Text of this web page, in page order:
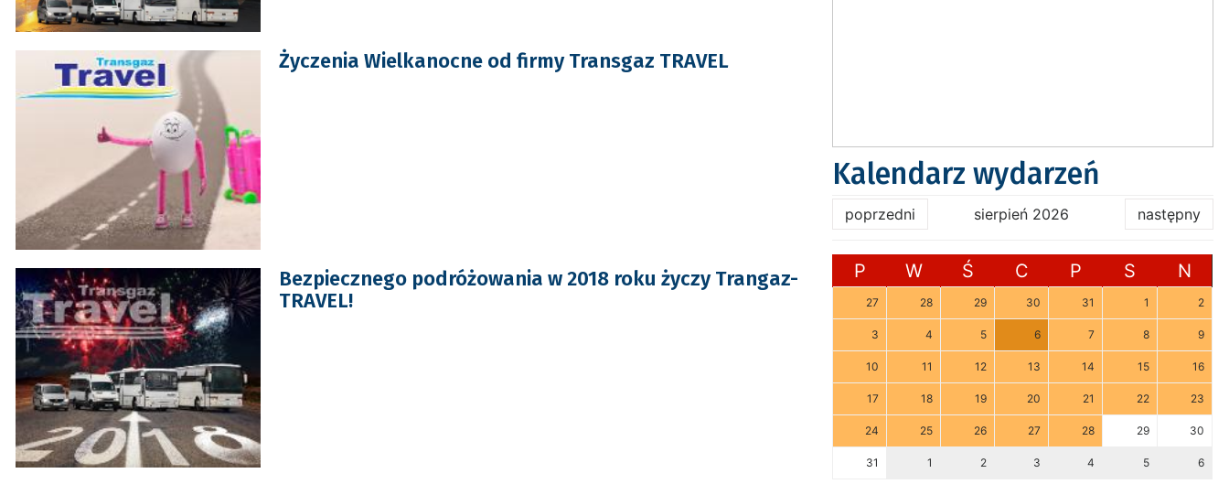
Życzenia Wielkanocne od firmy Transgaz TRAVEL
Bezpiecznego podróżowania w 2018 roku życzy Trangaz-
TRAVEL!
Kalendarz wydarzeń
poprzedni sierpień 2026 następny
P W Ś C P S N
27 28 29 30 31 1 2
3 4 5 6 7 8 9
10 11 12 13 14 15 16
17 18 19 20 21 22 23
24 25 26 27 28 29 30
31 1 2 3 4 5 6